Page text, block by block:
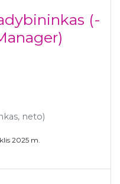
(-
neto)
2025 m.